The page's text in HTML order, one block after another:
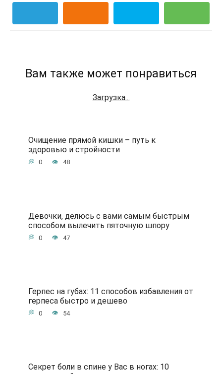
Вам также может понравиться
Загрузка...
Очищение прямой кишки – путь к
здоровью и стройности
0 48
Девочки, делюсь с вами самым быстрым
способом вылечить пяточную шпору
0 47
Герпес на губах: 11 способов избавления от
герпеса быстро и дешево
0 54
Секрет боли в спине у Вас в ногах: 10